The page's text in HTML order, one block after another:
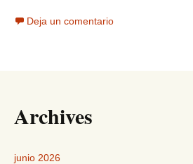
Deja un comentario
Archives
junio 2026